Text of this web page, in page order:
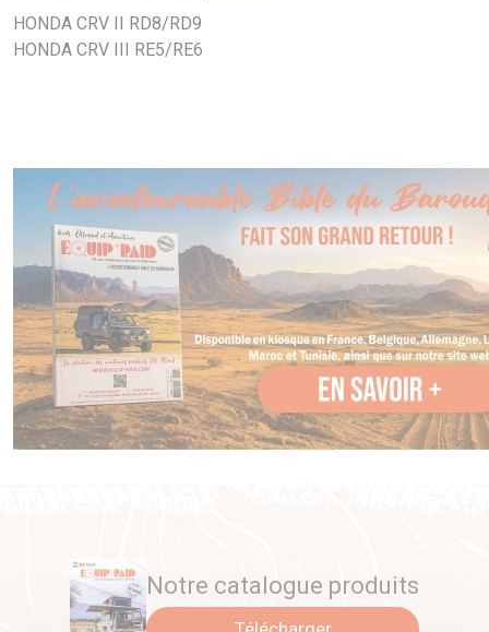
HONDA CRV II RD8/RD9
HONDA CRV III RE5/RE6
Notre catalogue produits